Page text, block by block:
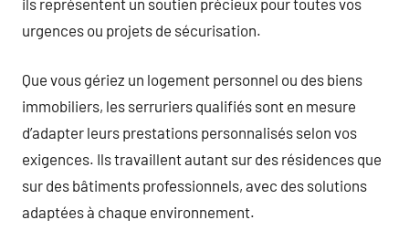
urgences ou projets de sécurisation.
Que vous gériez un logement personnel ou des biens
immobiliers, les serruriers qualifiés sont en mesure
d’adapter leurs prestations personnalisés selon vos
exigences. Ils travaillent autant sur des résidences que
sur des bâtiments professionnels, avec des solutions
adaptées à chaque environnement.